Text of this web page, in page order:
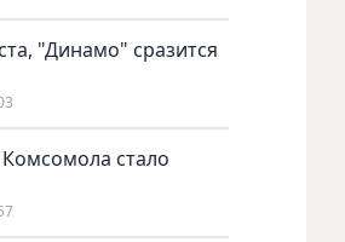
"Динамо" сразится
стало